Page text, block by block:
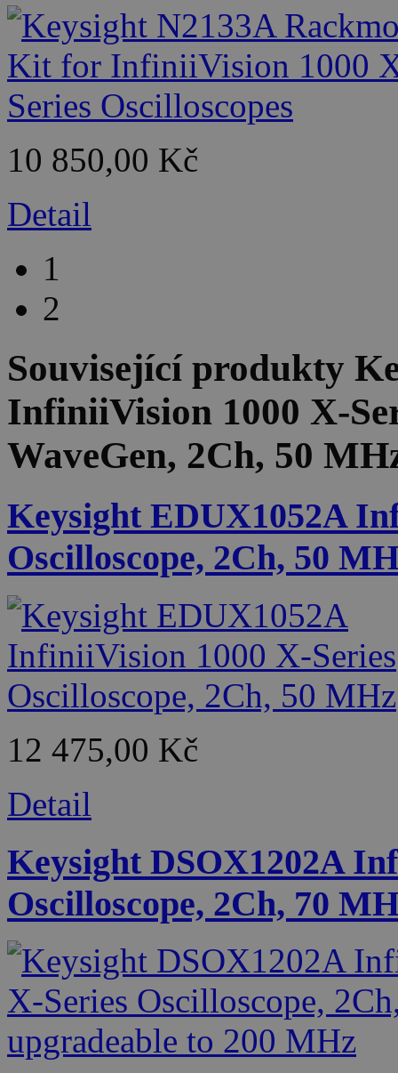
10 850,00 Kč
Detail
1
2
Související produkty
InfiniiVision 1000 X-
WaveGen, 2Ch, 50
Keysight EDUX1052A
Oscilloscope, 2Ch, 50
12 475,00 Kč
Detail
Keysight DSOX1202A
Oscilloscope, 2Ch, 70